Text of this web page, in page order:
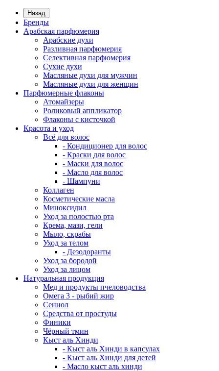
Назад
Бренды
Арабская парфюмерия
Арабские духи
Разливная парфюмерия
Селективная парфюмерия
Сухие духи
Масляные духи для мужчин
Масляные духи для женщин
Парфюмерные флаконы
Атомайзеры
Роликовый аппликатор
Флаконы с кисточкой
Красота и уход
Всё для волос
- Кондиционер для волос
- Краски для волос
- Маски для волос
- Масло для волос
- Шампуни
Коллаген
Косметические масла
Миноксидил
Уход за полостью рта
Крема, мази, гели
Мыло, скрабы
Уход за телом
- Дезодоранты
Уход за бородой
Уход за лицом
Натуральная продукция
Мед и продукты пчеловодства
Омега 3 - рыбий жир
Сеннол
Средства от простуды
Финики
Чёрный тмин
Кыст аль Хинди
- Кыст аль Хинди в капсулах
- Кыст аль Хинди для детей
- Масло кыст аль хинди